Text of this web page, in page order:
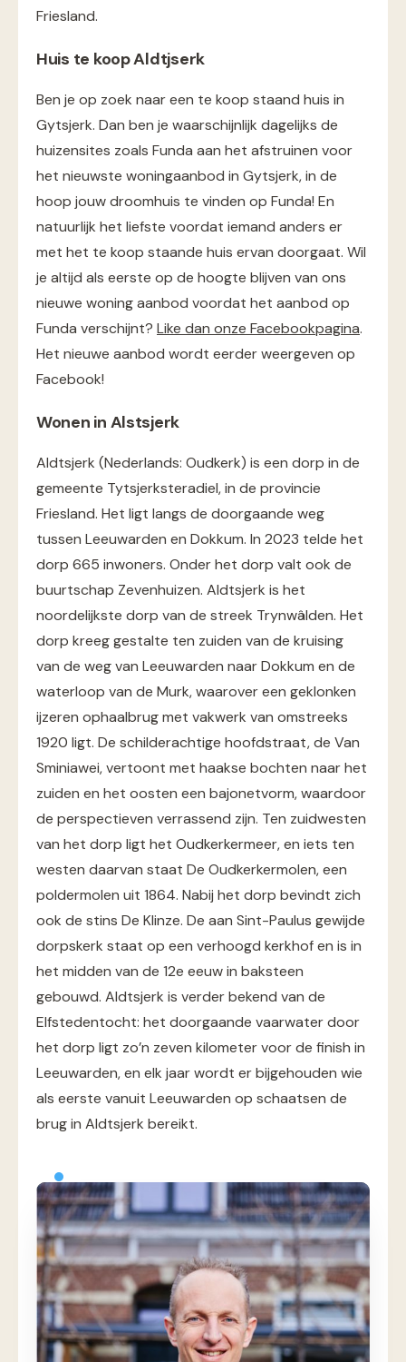
Friesland.
Huis te koop Aldtjserk
Ben je op zoek naar een te koop staand huis in
Gytsjerk. Dan ben je waarschijnlijk dagelijks de
huizensites zoals Funda aan het afstruinen voor
het nieuwste woningaanbod in Gytsjerk, in de
hoop jouw droomhuis te vinden op Funda! En
natuurlijk het liefste voordat iemand anders er
met het te koop staande huis ervan doorgaat. Wil
je altijd als eerste op de hoogte blijven van ons
nieuwe woning aanbod voordat het aanbod op
Funda verschijnt? Like dan onze Facebookpagina.
Het nieuwe aanbod wordt eerder weergeven op
Facebook!
Wonen in Alstsjerk
Aldtsjerk (Nederlands: Oudkerk) is een dorp in de
gemeente Tytsjerksteradiel, in de provincie
Friesland. Het ligt langs de doorgaande weg
tussen Leeuwarden en Dokkum. In 2023 telde het
dorp 665 inwoners. Onder het dorp valt ook de
buurtschap Zevenhuizen. Aldtsjerk is het
noordelijkste dorp van de streek Trynwâlden. Het
dorp kreeg gestalte ten zuiden van de kruising
van de weg van Leeuwarden naar Dokkum en de
waterloop van de Murk, waarover een geklonken
ijzeren ophaalbrug met vakwerk van omstreeks
1920 ligt. De schilderachtige hoofdstraat, de Van
Sminiawei, vertoont met haakse bochten naar het
zuiden en het oosten een bajonetvorm, waardoor
de perspectieven verrassend zijn. Ten zuidwesten
van het dorp ligt het Oudkerkermeer, en iets ten
westen daarvan staat De Oudkerkermolen, een
poldermolen uit 1864. Nabij het dorp bevindt zich
ook de stins De Klinze. De aan Sint-Paulus gewijde
dorpskerk staat op een verhoogd kerkhof en is in
het midden van de 12e eeuw in baksteen
gebouwd. Aldtsjerk is verder bekend van de
Elfstedentocht: het doorgaande vaarwater door
het dorp ligt zo’n zeven kilometer voor de finish in
Leeuwarden, en elk jaar wordt er bijgehouden wie
als eerste vanuit Leeuwarden op schaatsen de
brug in Aldtsjerk bereikt.